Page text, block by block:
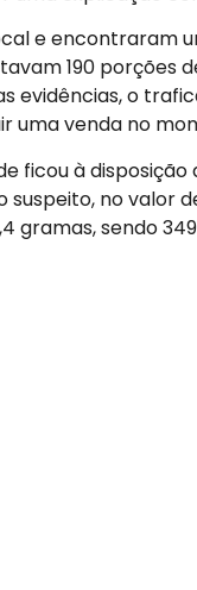
e encontraram
190 porções
evidências, o
uma venda no
ficou à disposição
no valor
sendo